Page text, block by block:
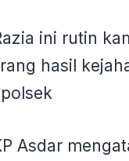
ini rutin
hasil
Asdar